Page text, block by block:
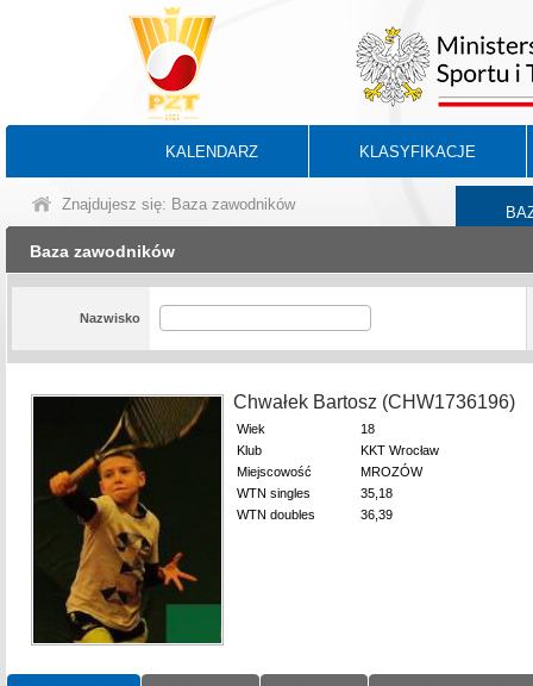
KALENDARZ KLASYFIKACJE
Znajdujesz się: Baza zawodników
Baza zawodników
Nazwisko
Chwałek Bartosz (CHW1736196)
Wiek
18
Klub
KKT Wrocław
Miejscowość
MROZÓW
WTN singles
35,18
WTN doubles
36,39